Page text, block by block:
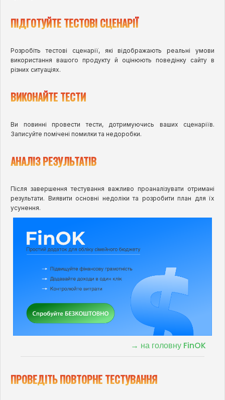
ПІДГОТУЙТЕ ТЕСТОВІ СЦЕНАРІЇ
Розробіть тестові сценарії, які відображають реальні умови
використання вашого продукту й оцінюють поведінку сайту в
різних ситуаціях.
ВИКОНАЙТЕ ТЕСТИ
Ви повинні провести тести, дотримуючись ваших сценаріїв.
Записуйте помічені помилки та недоробки.
АНАЛІЗ РЕЗУЛЬТАТІВ
Після завершення тестування важливо проаналізувати отримані
результати. Виявити основні недоліки та розробити план для їх
усунення.
→ на головну FinOK
ПРОВЕДІТЬ ПОВТОРНЕ ТЕСТУВАННЯ